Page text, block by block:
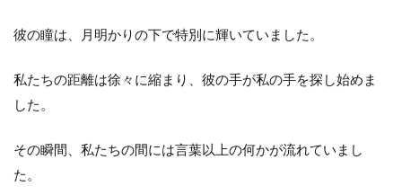
彼の瞳は、月明かりの下で特別に輝いていました。
私たちの距離は徐々に縮まり、彼の手が私の手を探し始めま
した。
その瞬間、私たちの間には言葉以上の何かが流れていまし
た。